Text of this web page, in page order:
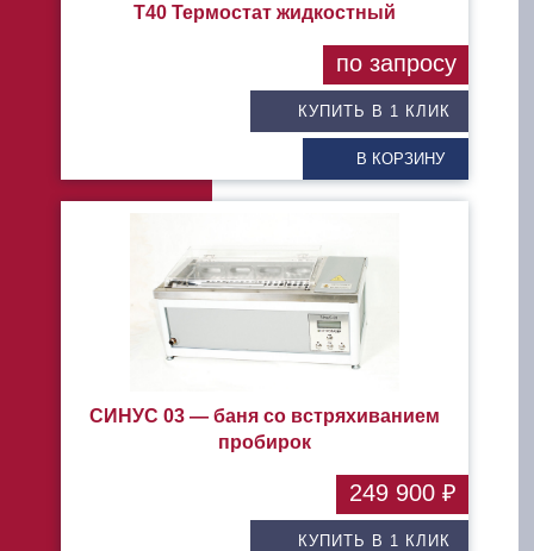
Т40 Термостат жидкостный
КУПИТЬ В 1 КЛИК
В КОРЗИНУ
по запросу
СИНУС 03 — баня со встряхиванием
пробирок
КУПИТЬ В 1 КЛИК
249 900 ₽